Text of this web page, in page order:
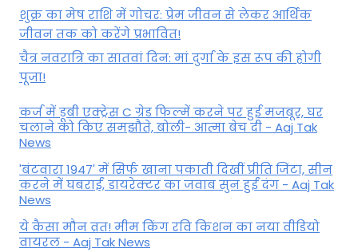
शुक्र का मेष राशि में गोचर: प्रेम जीवन से लेकर आर्थिक
जीवन तक को करेंगे प्रभावित!
चैत्र नवरात्रि का सातवां दिन: मां दुर्गा के इस रूप की होगी
पूजा!
कर्ज में डूबी एक्ट्रेस C ग्रेड फिल्में करने पर हुई मजबूर, घर
चलाने को किए समझौते, बोली- आत्मा बेच दी - Aaj Tak
News
'बंटवारा 1947' में सिर्फ खाना पकाती दिखीं प्रीति जिंटा, सीन
करने में घबराईं, डायरेक्टर का जवाब सुन हुईं दंग - Aaj Tak
News
ये कैसा मौन व्रत! मीम किंग रवि किशन का नया वीडियो
वायरल - Aaj Tak News